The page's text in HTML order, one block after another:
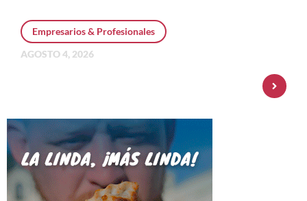
Empresarios & Profesionales
AGOSTO 4, 2026